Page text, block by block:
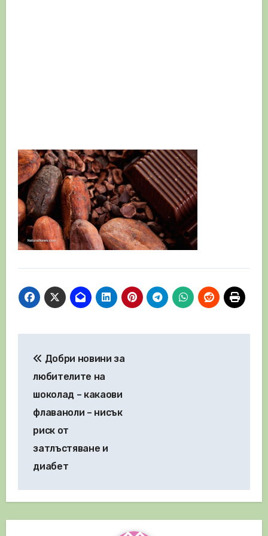
Добри новини за
любителите на
шоколад – какаови
флаваноли – нисък
риск от
затлъстяване и
диабет